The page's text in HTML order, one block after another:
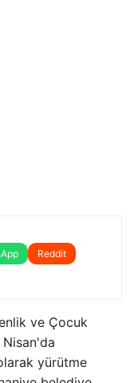
Reddit
ve Çocuk
yürütme